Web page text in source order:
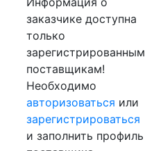
заказчике доступна
только
зарегистрированным
поставщикам!
Необходимо
авторизоваться или
зарегистрироваться
и заполнить профиль